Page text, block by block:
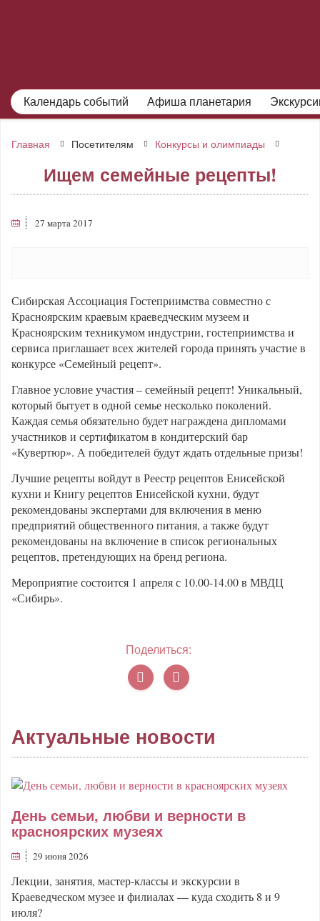
Календарь событий Афиша планетария
Главная Посетителям Конкурсы и олимпиады
Ищем семейные рецепты!
27 марта 2017
Сибирская Ассоциация Гостеприимства совместно с
Красноярским краевым краеведческим музеем и
Красноярским техникумом индустрии, гостеприимства и
сервиса приглашает всех жителей города принять участие в
конкурсе «Семейный рецепт».
Главное условие участия – семейный рецепт! Уникальный,
который бытует в одной семье несколько поколений.
Каждая семья обязательно будет награждена дипломами
участников и сертификатом в кондитерский бар
«Кувертюр». А победителей будут ждать отдельные призы!
Лучшие рецепты войдут в Реестр рецептов Енисейской
кухни и Книгу рецептов Енисейской кухни, будут
рекомендованы экспертами для включения в меню
предприятий общественного питания, а также будут
рекомендованы на включение в список региональных
рецептов, претендующих на бренд региона.
Мероприятие состоится 1 апреля с 10.00-14.00 в МВДЦ
«Сибирь».
Поделиться:
Актуальные новости
День семьи, любви и верности в
красноярских музеях
29 июня 2026
Лекции, занятия, мастер-классы и экскурсии в
Краеведческом музее и филиалах — куда сходить 8 и 9
июля?